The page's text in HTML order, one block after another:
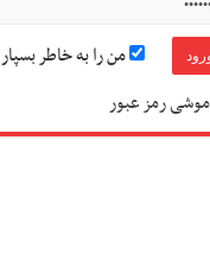
من را به خاطر بسپار
رمز عبور